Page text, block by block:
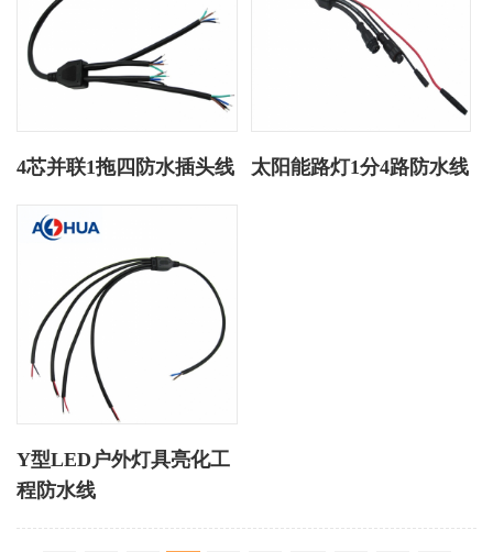
4芯并联1拖四防水插头线 太阳能路灯1分4路防水线
Y型LED户外灯具亮化工
程防水线